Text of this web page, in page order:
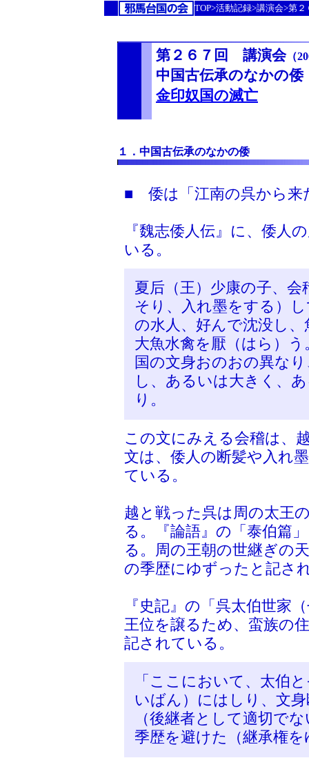
TOP>活動記録>講演会>第２
第２６７回 講演会（
中国古伝承のなかの倭
金印奴国の滅亡
１．中国古伝承のなかの倭
■ 倭は「江南の呉から来
『魏志倭人伝』に、倭人
いる。
夏后（王）少康の子、
そり、入れ墨をする）
の水人、好んで沈没し
大魚水禽を厭（はら）
国の文身おのおの異な
し、あるいは大きく、
り。
この文にみえる会稽は、
文は、倭人の断髪や入れ
ている。
越と戦った呉は周の太王
る。『論語』の「泰伯篇
る。周の王朝の世継ぎの
の季歴にゆずったと記さ
『史記』の「呉太伯世家
王位を譲るため、蛮族の
記されている。
「ここにおいて、太伯
いばん）にはしり、文
（後継者として適切で
季歴を避けた（継承権